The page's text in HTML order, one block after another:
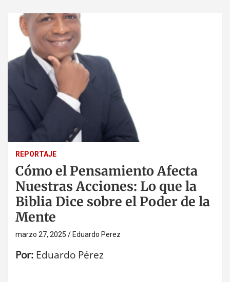
REPORTAJE
Cómo el Pensamiento Afecta
Nuestras Acciones: Lo que la
Biblia Dice sobre el Poder de la
Mente
marzo 27, 2025 Eduardo Perez
Por: Eduardo Pérez